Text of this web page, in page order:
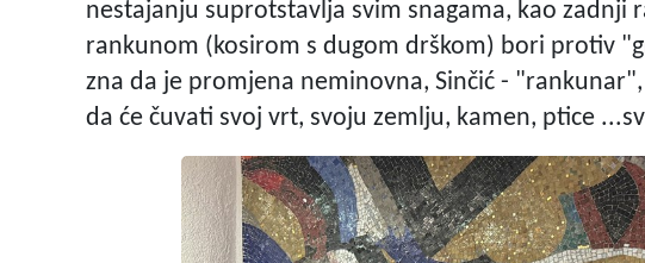
nestajanju suprotstavlja svim snagama, kao zadnji
rankunom (kosirom s dugom drškom) bori protiv
zna da je promjena neminovna, Sinčić -
da će čuvati svoj vrt, svoju zemlju, kamen, ptice